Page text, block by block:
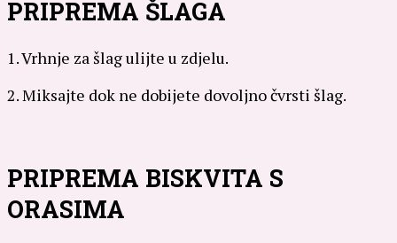
PRIPREMA ŠLAGA
1. Vrhnje za šlag ulijte u zdjelu.
2. Miksajte dok ne dobijete dovoljno čvrsti šlag.
PRIPREMA BISKVITA S
ORASIMA